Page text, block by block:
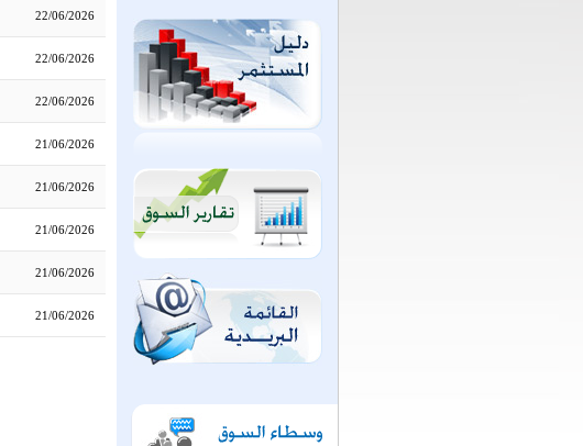
22/06/2026
22/06/2026
22/06/2026
21/06/2026
21/06/2026
21/06/2026
21/06/2026
21/06/2026